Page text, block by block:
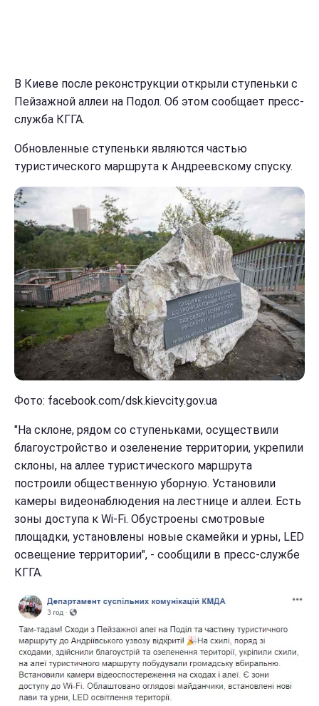
В Киеве после реконструкции открыли ступеньки с
Пейзажной аллеи на Подол. Об этом сообщает пресс-
служба КГГА.
Обновленные ступеньки являются частью
туристического маршрута к Андреевскому спуску.
Фото: facebook.com/dsk.kievcity.gov.ua
"На склоне, рядом со ступеньками, осуществили
благоустройство и озеленение территории, укрепили
склоны, на аллее туристического маршрута
построили общественную уборную. Установили
камеры видеонаблюдения на лестнице и аллеи. Есть
зоны доступа к Wi-Fi. Обустроены смотровые
площадки, установлены новые скамейки и урны, LED
освещение территории", - сообщили в пресс-службе
КГГА.